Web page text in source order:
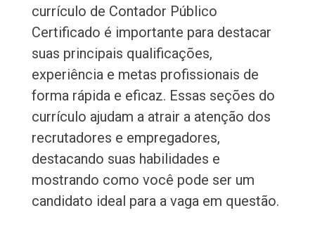
currículo de Contador Público
Certificado é importante para destacar
suas principais qualificações,
experiência e metas profissionais de
forma rápida e eficaz. Essas seções do
currículo ajudam a atrair a atenção dos
recrutadores e empregadores,
destacando suas habilidades e
mostrando como você pode ser um
candidato ideal para a vaga em questão.